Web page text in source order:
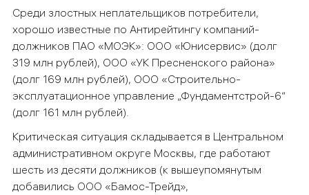
Среди злостных неплательщиков потребители,
хорошо известные по Антирейтингу компаний-
должников ПАО «МОЭК»: ООО «Юнисервис» (долг
319 млн рублей), ООО «УК Пресненского района»
(долг 169 млн рублей), ООО «Строительно-
эксплуатационное управление „Фундаментстрой-6“
(долг 161 млн рублей).
Критическая ситуация складывается в Центральном
административном округе Москвы, где работают
шесть из десяти должников (к вышеупомянутым
добавились ООО «Бамос-Трейд»,